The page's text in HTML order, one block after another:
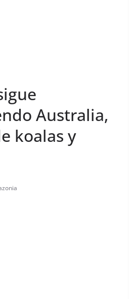
Australia,
koalas y